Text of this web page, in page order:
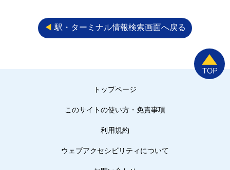
◀︎ 駅・ターミナル情報検索画面へ戻る
トップページ
このサイトの使い方・免責事項
利用規約
ウェブアクセシビリティについて